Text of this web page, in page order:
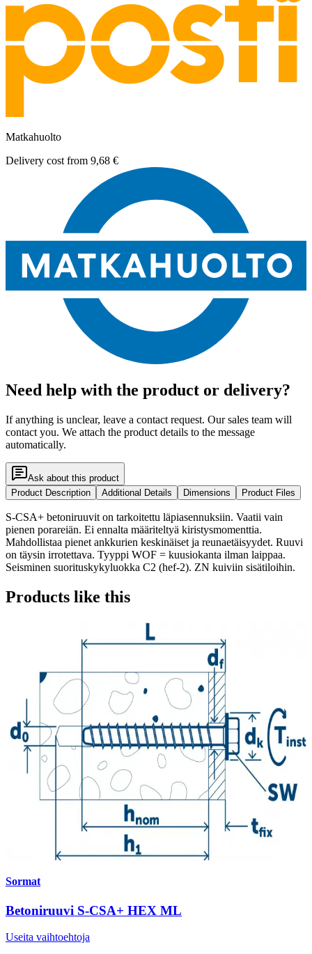
Matkahuolto
Delivery cost from 9,68 €
Need help with the product or delivery?
If anything is unclear, leave a contact request. Our sales team will
contact you. We attach the product details to the message
automatically.
Ask about this product
Product Description
Additional Details Dimensions Product Files
S-CSA+ betoniruuvit on tarkoitettu läpiasennuksiin. Vaatii vain
pienen porareiän. Ei ennalta määriteltyä kiristysmomenttia.
Mahdollistaa pienet ankkurien keskinäiset ja reunaetäisyydet. Ruuvi
on täysin irrotettava. Tyyppi WOF = kuusiokanta ilman laippaa.
Seisminen suorituskykyluokka C2 (hef-2). ZN kuiviin sisätiloihin.
Products like this
Sormat
Betoniruuvi S-CSA+ HEX ML
Useita vaihtoehtoja